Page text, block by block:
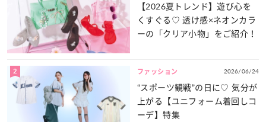
【2026夏トレンド】遊び心を
くすぐる♡ 透け感×ネオンカラ
ーの「クリア小物」をご紹介！
2 ファッション 2026/06/24
“スポーツ観戦”の日に♡ 気分が
上がる【ユニフォーム着回しコ
ーデ】特集